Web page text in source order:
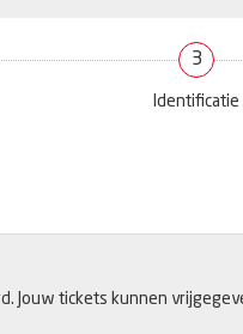
3
Identificatie
Jouw tickets kunnen